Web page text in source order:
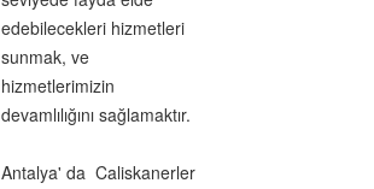
edebilecekleri hizmetleri
sunmak, ve
hizmetlerimizin
devamlılığını sağlamaktır.
Antalya' da Caliskanerler